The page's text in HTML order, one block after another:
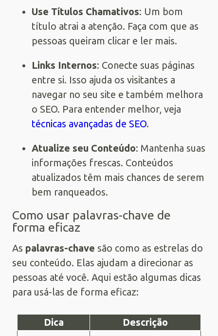
Use Títulos Chamativos: Um bom
título atrai a atenção. Faça com que as
pessoas queiram clicar e ler mais.
Links Internos: Conecte suas páginas
entre si. Isso ajuda os visitantes a
navegar no seu site e também melhora
o SEO. Para entender melhor, veja
técnicas avançadas de SEO.
Atualize seu Conteúdo: Mantenha suas
informações frescas. Conteúdos
atualizados têm mais chances de serem
bem ranqueados.
Como usar palavras-chave de
forma eficaz
As palavras-chave são como as estrelas do
seu conteúdo. Elas ajudam a direcionar as
pessoas até você. Aqui estão algumas dicas
para usá-las de forma eficaz:
Dica Descrição